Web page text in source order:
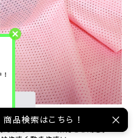
ンク 遮熱
カット
】2,200
税込み)
く見る
リフレッシングバンダ
ナ
【20％OFF】1,144
円(税込み)
詳しく見る
商品検索はこちら！